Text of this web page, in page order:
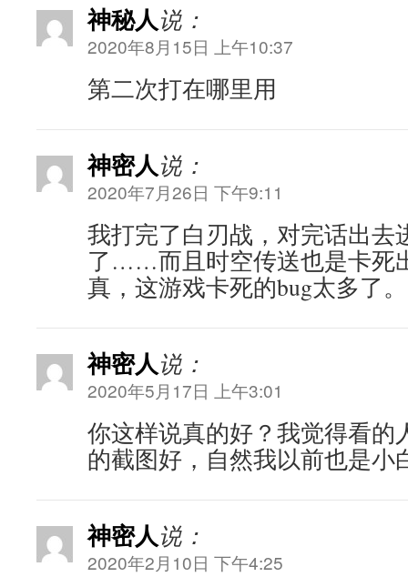
神秘人说：
2020年8月15日 上午10:37
第二次打在哪里用
神密人说：
2020年7月26日 下午9:11
我打完了白刃战，对完话出去
了……而且时空传送也是卡死
真，这游戏卡死的bug太多了。
神密人说：
2020年5月17日 上午3:01
你这样说真的好？我觉得看的
的截图好，自然我以前也是小
神密人说：
2020年2月10日 下午4:25